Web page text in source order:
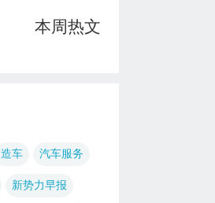
本周热文
造车 汽车服务
新势力早报